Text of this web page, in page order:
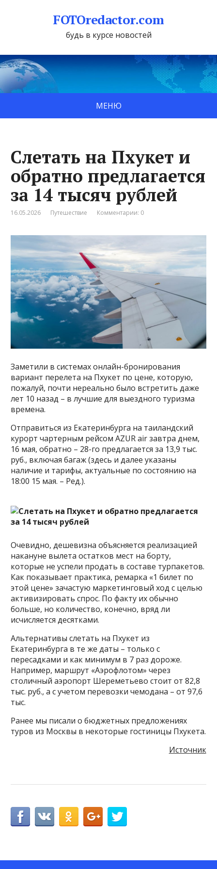
FOTOredactor.com
будь в курсе новостей
МЕНЮ
Слетать на Пхукет и
обратно предлагается
за 14 тысяч рублей
16.05.2026 Путешествие Комментарии: 0
Заметили в системах онлайн-бронирования
вариант перелета на Пхукет по цене, которую,
пожалуй, почти нереально было встретить даже
лет 10 назад – в лучшие для выездного туризма
времена.
Отправиться из Екатеринбурга на таиландский
курорт чартерным рейсом AZUR air завтра днем,
16 мая, обратно – 28-го предлагается за 13,9 тыс.
руб., включая багаж (здесь и далее указаны
наличие и тарифы, актуальные по состоянию на
18:00 15 мая. – Ред.).
Очевидно, дешевизна объясняется реализацией
накануне вылета остатков мест на борту,
которые не успели продать в составе турпакетов.
Как показывает практика, ремарка «1 билет по
этой цене» зачастую маркетинговый ход с целью
активизировать спрос. По факту их обычно
больше, но количество, конечно, вряд ли
исчисляется десятками.
Альтернативы слетать на Пхукет из
Екатеринбурга в те же даты – только с
пересадками и как минимум в 7 раз дороже.
Например, маршрут «Аэрофлотом» через
столичный аэропорт Шереметьево стоит от 82,8
тыс. руб., а с учетом перевозки чемодана – от 97,6
тыс.
Ранее мы писали о бюджетных предложениях
туров из Москвы в некоторые гостиницы Пхукета.
Источник